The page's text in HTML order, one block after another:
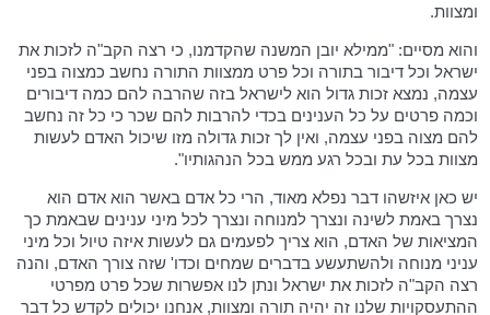
ומצוות.
והוא מסיים: "ממילא יובן המשנה שהקדמנו, כי רצה הקב"ה לזכות את
ישראל וכל דיבור בתורה וכל פרט ממצוות התורה נחשב כמצוה בפני
עצמה, נמצא זכות גדול הוא לישראל בזה שהרבה להם כמה דיבורים
וכמה פרטים על כל הענינים בכדי להרבות להם שכר כי כל זה נחשב
להם מצוה בפני עצמה, ואין לך זכות גדולה מזו שיכול האדם לעשות
מצוות בכל עת ובכל רגע ממש בכל הנהגותיו".
יש כאן איזשהו דבר נפלא מאוד, הרי כל אדם באשר הוא אדם הוא
נצרך באמת לשינה ונצרך למנוחה ונצרך לכל מיני ענינים שבאמת כך
המציאות של האדם, הוא צריך לפעמים גם לעשות איזה טיול וכל מיני
עניני מנוחה ולהשתעשע בדברים שמחים וכדו' שזה צורך האדם, והנה
רצה הקב"ה לזכות את ישראל ונתן לנו אפשרות שכל פרט מפרטי
ההתעסקויות שלנו זה יהיה תורה ומצוות, אנחנו יכולים לקדש כל דבר